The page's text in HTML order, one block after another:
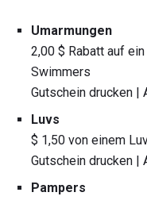
Umarmungen
2,00 $ Rabatt auf
Swimmers
Gutschein drucken |
Luvs
$ 1,50 von einem
Gutschein drucken |
Pampers